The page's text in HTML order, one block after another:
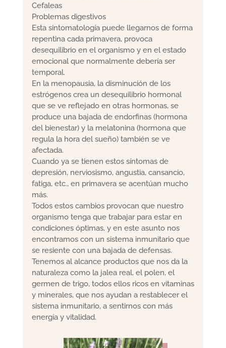
Cefaleas
Problemas digestivos
Esta sintomatología puede llegarnos de forma
repentina cada primavera, provoca
desequilibrio en el organismo y en el estado
emocional que normalmente debería ser
temporal.
En la menopausia, la disminución de los
estrógenos crea un desequilibrio hormonal
que se ve reflejado en otras hormonas, se
produce una bajada de endorfinas (hormona
del bienestar) y la melatonina (hormona que
regula la hora del sueño) también se ve
afectada.
Cuando ya se tienen estos síntomas de
depresión, nerviosismo, angustia, cansancio,
fatiga, etc., en primavera se acentúan mucho
más.
Todos estos cambios provocan que nuestro
organismo tenga que trabajar para estar en
condiciones óptimas, y en este asunto nos
encontramos con un sistema inmunitario que
se resiente con una bajada de defensas.
Tenemos al alcance productos que nos da la
naturaleza como la jalea real, el polen, el
germen de trigo, todos ellos ricos en vitaminas
y minerales, que nos ayudan a restablecer el
sistema inmunitario, a sentirnos con más
energía y vitalidad.